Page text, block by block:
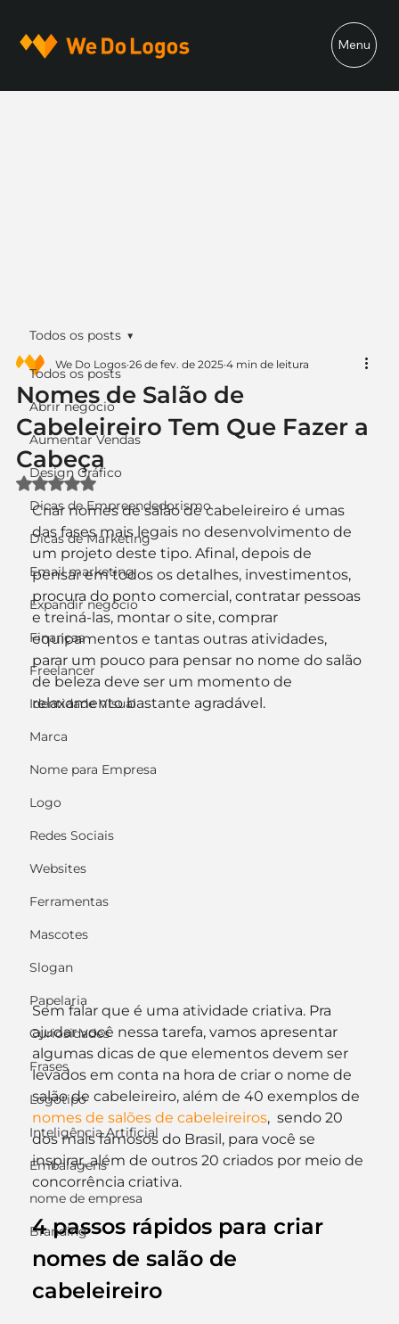
Menu
Todos os posts
Abrir negócio
Aumentar Vendas
Design Gráfico
Dicas de Empreendedorismo
Dicas de Marketing
Email marketing
Expandir negócio
Finanças
Freelancer
Identidade Visual
Marca
Nome para Empresa
Logo
Redes Sociais
Websites
Ferramentas
Mascotes
Slogan
Papelaria
Curiosidades
Frases
Logotipo
Inteligência Artificial
Embalagens
nome de empresa
Branding
Todos os posts
Nomes de Salão de
Cabeleireiro Tem Que Fazer a
Cabeça
We Do Logos 26 de fev. de 2025 4 min de leitura
Avaliado com NaN de 5 estrelas.
Criar nomes de salão de cabeleireiro é umas
das fases mais legais no desenvolvimento de
um projeto deste tipo. Afinal, depois de
pensar em todos os detalhes, investimentos,
procura do ponto comercial, contratar pessoas
e treiná-las, montar o site, comprar
equipamentos e tantas outras atividades,
parar um pouco para pensar no nome do salão
de beleza deve ser um momento de
relaxamento bastante agradável.
Sem falar que é uma atividade criativa. Pra
ajudar você nessa tarefa, vamos apresentar
algumas dicas de que elementos devem ser
levados em conta na hora de criar o nome de
salão de cabeleireiro, além de 40 exemplos de
nomes de salões de cabeleireiros,  sendo 20
dos mais famosos do Brasil, para você se
inspirar, além de outros 20 criados por meio de
concorrência criativa.
4 passos rápidos para criar
nomes de salão de
cabeleireiro